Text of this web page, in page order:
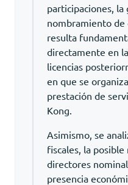
participaciones,
nombramiento de
resulta
directamente en
licencias
en que se
prestación de
Kong.
Asimismo, se
fiscales, la
directores
presencia